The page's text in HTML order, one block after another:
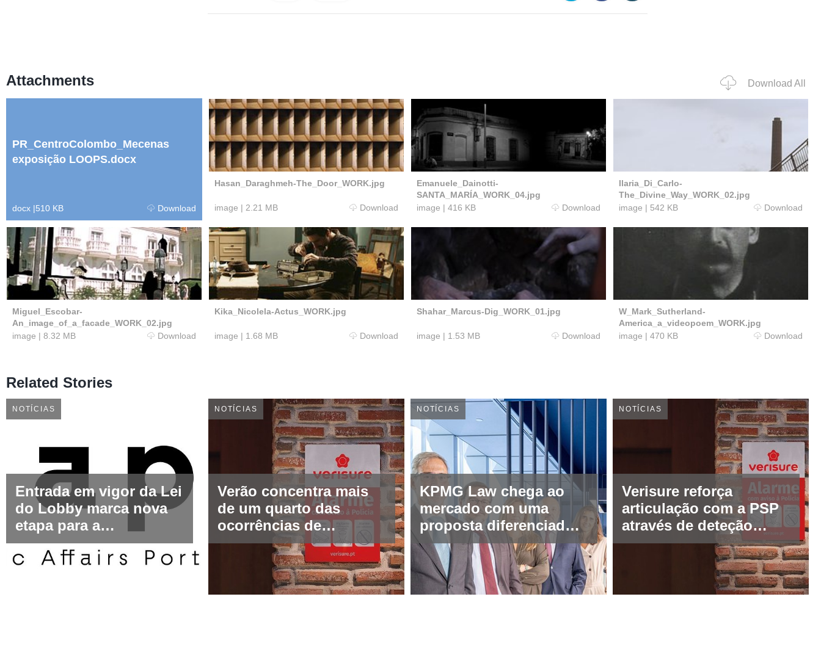
Attachments Download All
PR_CentroColombo_Mecenas
exposição LOOPS.docx
docx |510 KB Download
Hasan_Daraghmeh-The_Door_WORK.jpg
image | 2.21 MB Download
Emanuele_Dainotti-
SANTA_MARÍA_WORK_04.jpg
image | 416 KB Download
Ilaria_Di_Carlo-
The_Divine_Way_WORK_02.jpg
image | 542 KB Download
Miguel_Escobar-
An_image_of_a_facade_WORK_02.jpg
image | 8.32 MB Download
Kika_Nicolela-Actus_WORK.jpg
image | 1.68 MB Download
Shahar_Marcus-Dig_WORK_01.jpg
image | 1.53 MB Download
W_Mark_Sutherland-
America_a_videopoem_WORK.jpg
image | 470 KB Download
Related Stories
NOTÍCIAS
Entrada em vigor da Lei
do Lobby marca nova
etapa para a
representação de
interesses em Portugal
NOTÍCIAS
Verão concentra mais
de um quarto das
ocorrências de
segurança registadas
NOTÍCIAS
KPMG Law chega ao
mercado com uma
proposta diferenciadora
na advocacia e
assessoria jurídica
NOTÍCIAS
Verisure reforça
articulação com a PSP
através de deteção
proativa de tentativas